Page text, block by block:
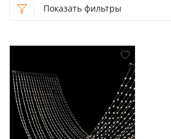
Показать фильтры